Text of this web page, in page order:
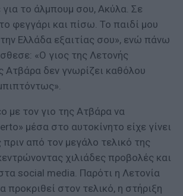
το άλμπουμ σου, Ακύλα. Σε
φεγγάρι και πίσω. Το παιδί μου
Ελλάδα εξαιτίας σου», ενώ πάνω
«Ο γιος της Λετονής
Ατβάρα δεν γνωρίζει καθόλου
με τον γιο της Ατβάρα να
μέσα στο αυτοκίνητο είχε γίνει
από τον μεγάλο τελικό της
χιλιάδες προβολές και
social media. Παρότι η Λετονία
προκριθεί στον τελικό, η στήριξη